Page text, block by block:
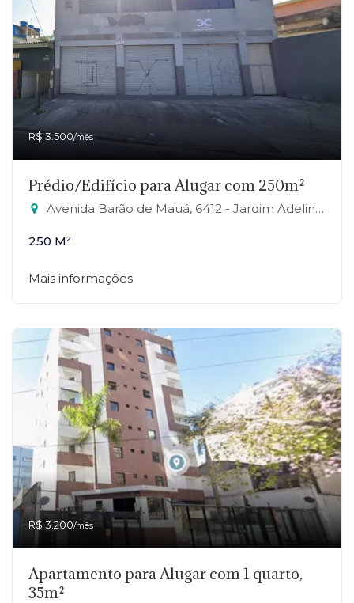
R$ 3.500/mês
Prédio/Edifício para Alugar com 250m²
Avenida Barão de Mauá, 6412 - Jardim Adelina, Mauá-SP
250 M²
Mais informações
R$ 3.200/mês
Apartamento para Alugar com 1 quarto,
35m²